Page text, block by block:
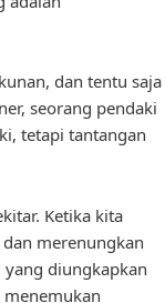
dan tentu saja
seorang pendaki
tetapi tantangan
Ketika kita
merenungkan
yang diungkapkan
menemukan